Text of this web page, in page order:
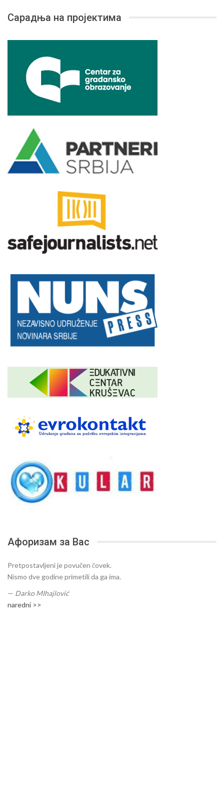
Сарадња на пројектима
Афоризам за Вас
Pretpostavljeni je povučen čovek.
Nismo dve godine primetili da ga ima.
— Darko MIhajlović
naredni >>